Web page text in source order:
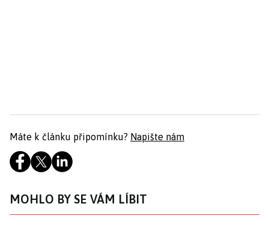
Máte k článku připomínku? Napište nám
MOHLO BY SE VÁM LÍBIT